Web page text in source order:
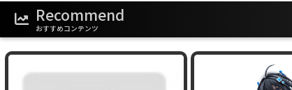
Recommend
おすすめコンテンツ